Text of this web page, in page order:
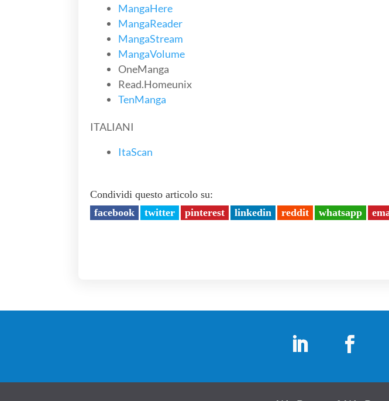
MangaHere
MangaReader
MangaStream
MangaVolume
OneManga
Read.Homeunix
TenManga
ITALIANI
ItaScan
Condividi questo articolo su:
facebook
twitter pinterest linkedin reddit whatsapp